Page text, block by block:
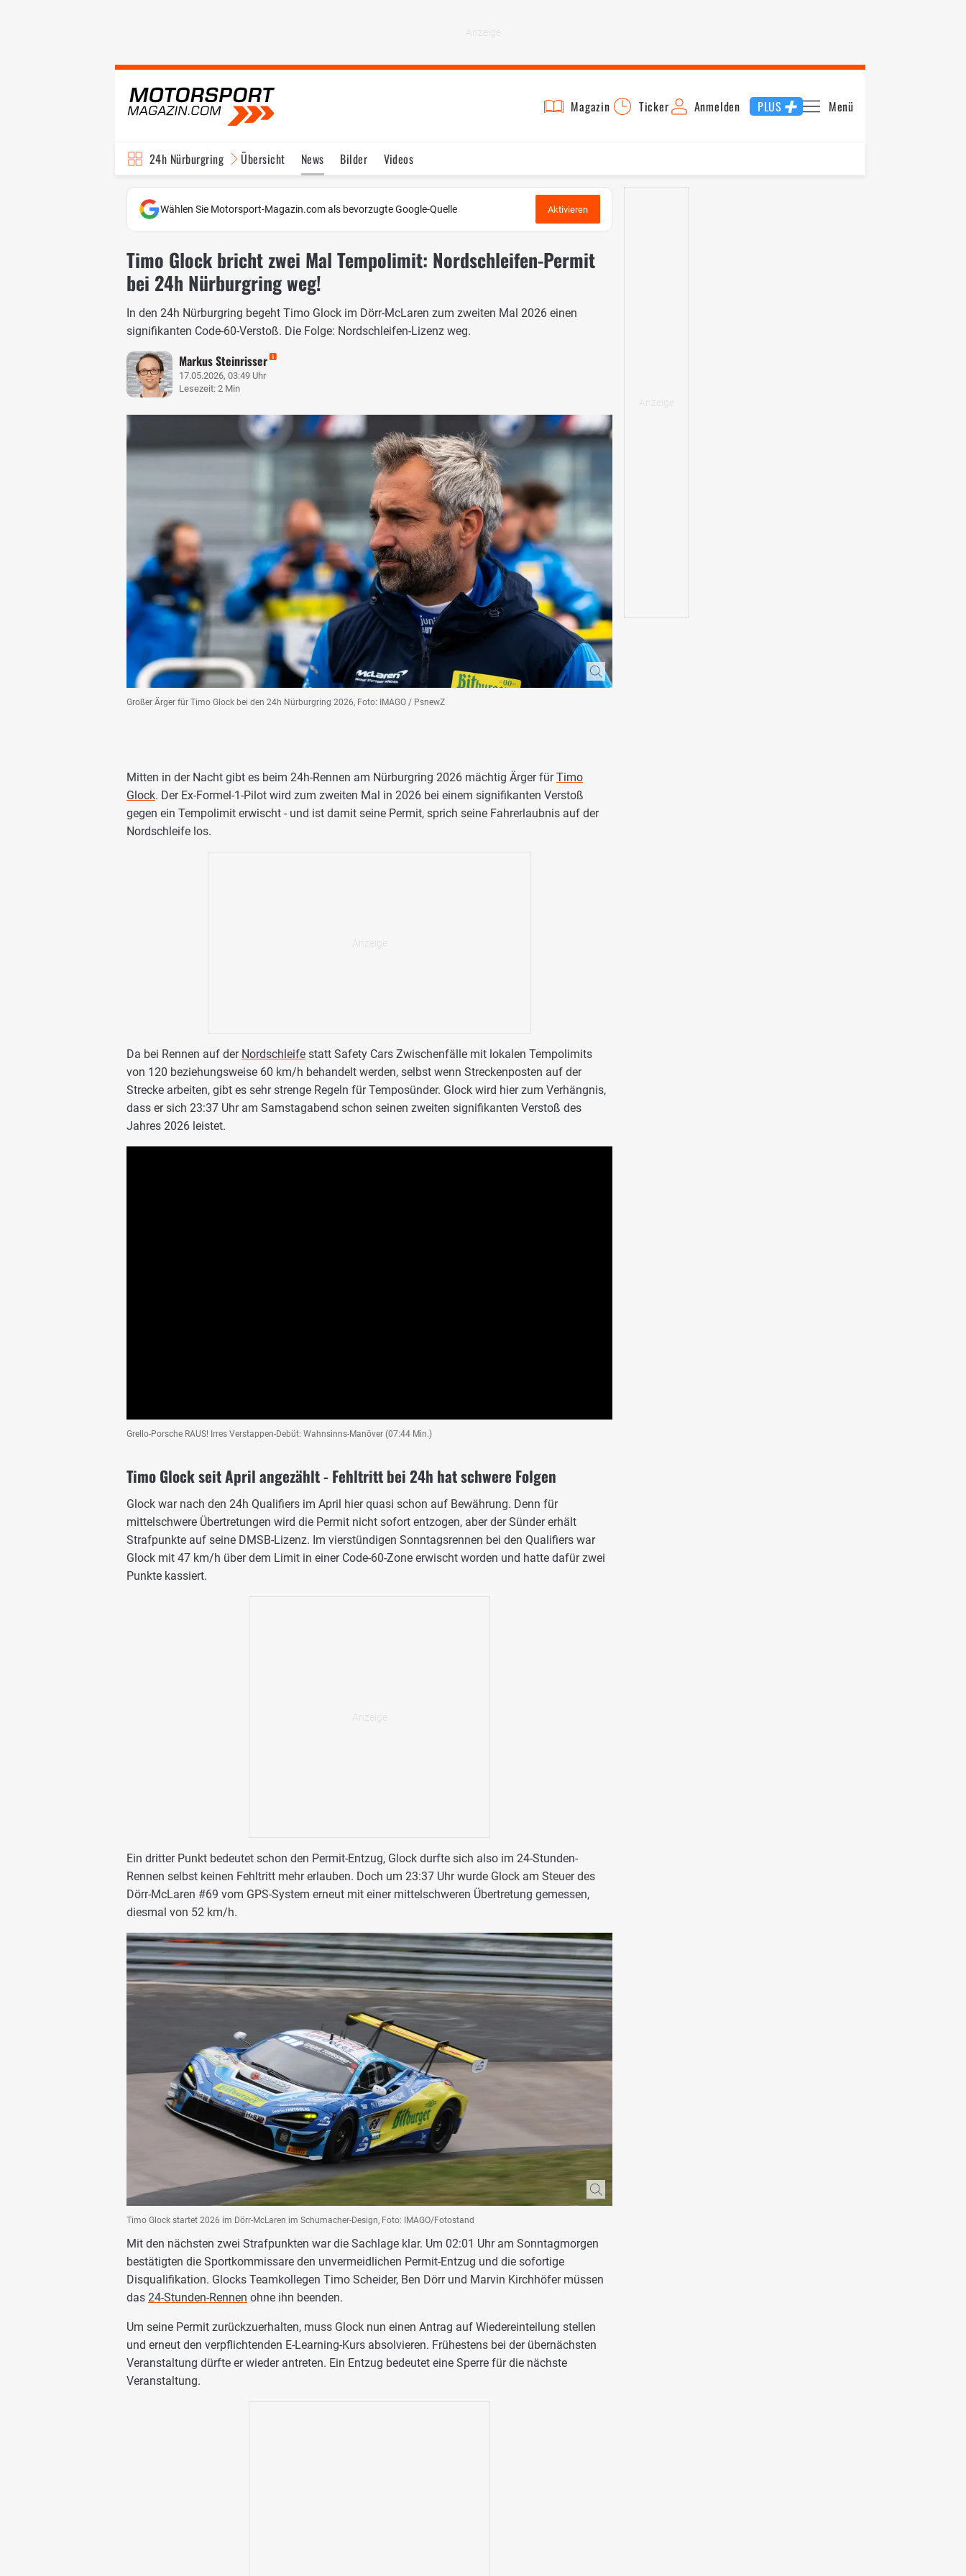
Magazin Ticker Anmelden PLUS Menü
24h Nürburgring Übersicht News Bilder Videos
Wählen Sie Motorsport-Magazin.com als bevorzugte Google-Quelle Aktivieren
Timo Glock bricht zwei Mal Tempolimit: Nordschleifen-Permit
bei 24h Nürburgring weg!
In den 24h Nürburgring begeht Timo Glock im Dörr-McLaren zum zweiten Mal 2026 einen
signifikanten Code-60-Verstoß. Die Folge: Nordschleifen-Lizenz weg.
Markus Steinrisser
17.05.2026, 03:49 Uhr
Lesezeit: 2 Min
Großer Ärger für Timo Glock bei den 24h Nürburgring 2026, Foto: IMAGO / PsnewZ
Mitten in der Nacht gibt es beim 24h-Rennen am Nürburgring 2026 mächtig Ärger fürTimo
Glock. Der Ex-Formel-1-Pilot wird zum zweiten Mal in 2026 bei einem signifikanten Verstoß
gegen ein Tempolimit erwischt - und ist damit seine Permit, sprich seine Fahrerlaubnis auf der
Nordschleife los.
Da bei Rennen auf der Nordschleife statt Safety Cars Zwischenfälle mit lokalen Tempolimits
von 120 beziehungsweise 60 km/h behandelt werden, selbst wenn Streckenposten auf der
Strecke arbeiten, gibt es sehr strenge Regeln für Temposünder. Glock wird hier zum Verhängnis,
dass er sich 23:37 Uhr am Samstagabend schon seinen zweiten signifikanten Verstoß des
Jahres 2026 leistet.
Grello-Porsche RAUS! Irres Verstappen-Debüt: Wahnsinns-Manöver (07:44 Min.)
Timo Glock seit April angezählt - Fehltritt bei 24h hat schwere Folgen
Glock war nach den 24h Qualifiers im April hier quasi schon auf Bewährung. Denn für
mittelschwere Übertretungen wird die Permit nicht sofort entzogen, aber der Sünder erhält
Strafpunkte auf seine DMSB-Lizenz. Im vierstündigen Sonntagsrennen bei den Qualifiers war
Glock mit 47 km/h über dem Limit in einer Code-60-Zone erwischt worden und hatte dafür zwei
Punkte kassiert.
Ein dritter Punkt bedeutet schon den Permit-Entzug, Glock durfte sich also im 24-Stunden-
Rennen selbst keinen Fehltritt mehr erlauben. Doch um 23:37 Uhr wurde Glock am Steuer des
Dörr-McLaren #69 vom GPS-System erneut mit einer mittelschweren Übertretung gemessen,
diesmal von 52 km/h.
Timo Glock startet 2026 im Dörr-McLaren im Schumacher-Design, Foto: IMAGO/Fotostand
Mit den nächsten zwei Strafpunkten war die Sachlage klar. Um 02:01 Uhr am Sonntagmorgen
bestätigten die Sportkommissare den unvermeidlichen Permit-Entzug und die sofortige
Disqualifikation. Glocks Teamkollegen Timo Scheider, Ben Dörr und Marvin Kirchhöfer müssen
das 24-Stunden-Rennen ohne ihn beenden.
Um seine Permit zurückzuerhalten, muss Glock nun einen Antrag auf Wiedereinteilung stellen
und erneut den verpflichtenden E-Learning-Kurs absolvieren. Frühestens bei der übernächsten
Veranstaltung dürfte er wieder antreten. Ein Entzug bedeutet eine Sperre für die nächste
Veranstaltung.